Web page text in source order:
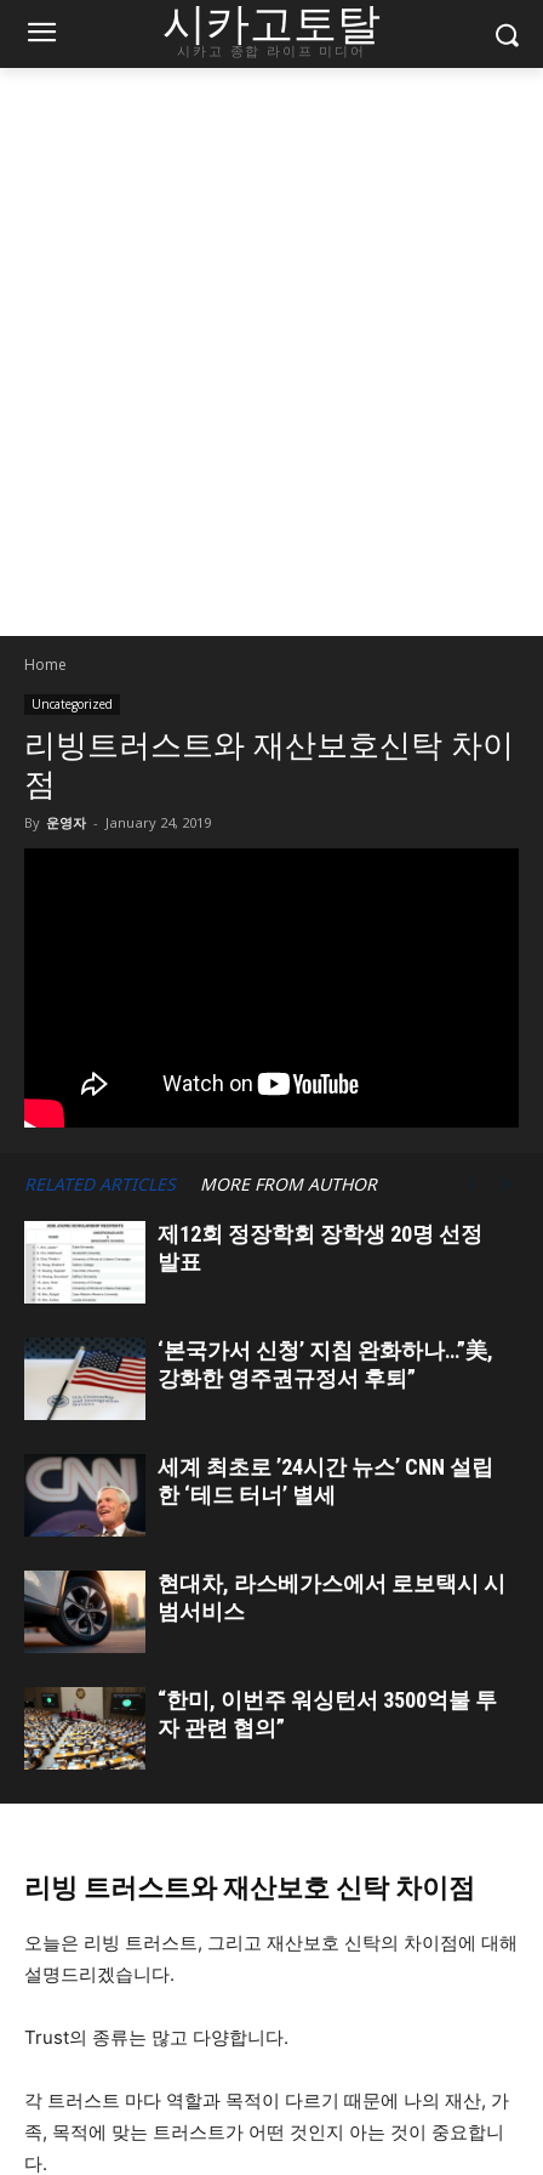
시카고토탈
시카고 종합 라이프 미디어
Home
Uncategorized
리빙트러스트와 재산보호신탁 차이
점
By 운영자 - January 24, 2019
RELATED ARTICLES MORE FROM AUTHOR
제12회 정장학회 장학생 20명 선정
발표
‘본국가서 신청’ 지침 완화하나…”美,
강화한 영주권규정서 후퇴”
세계 최초로 ’24시간 뉴스’ CNN 설립
한 ‘테드 터너’ 별세
현대차, 라스베가스에서 로보택시 시
범서비스
“한미, 이번주 워싱턴서 3500억불 투
자 관련 협의”
리빙 트러스트와 재산보호 신탁 차이점
오늘은 리빙 트러스트, 그리고 재산보호 신탁의 차이점에 대해
설명드리겠습니다.
Trust의 종류는 많고 다양합니다.
각 트러스트 마다 역할과 목적이 다르기 때문에 나의 재산, 가
족, 목적에 맞는 트러스트가 어떤 것인지 아는 것이 중요합니
다.